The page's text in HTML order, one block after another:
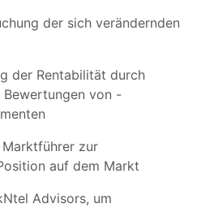
der sich verändernden
der Rentabilität durch
von -
zur
auf dem Markt
Advisors, um